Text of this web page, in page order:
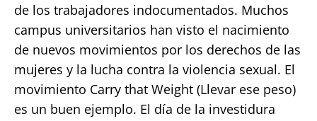
de los trabajadores indocumentados. Muchos
campus universitarios han visto el nacimiento
de nuevos movimientos por los derechos de las
mujeres y la lucha contra la violencia sexual. El
movimiento Carry that Weight (Llevar ese peso)
es un buen ejemplo. El día de la investidura